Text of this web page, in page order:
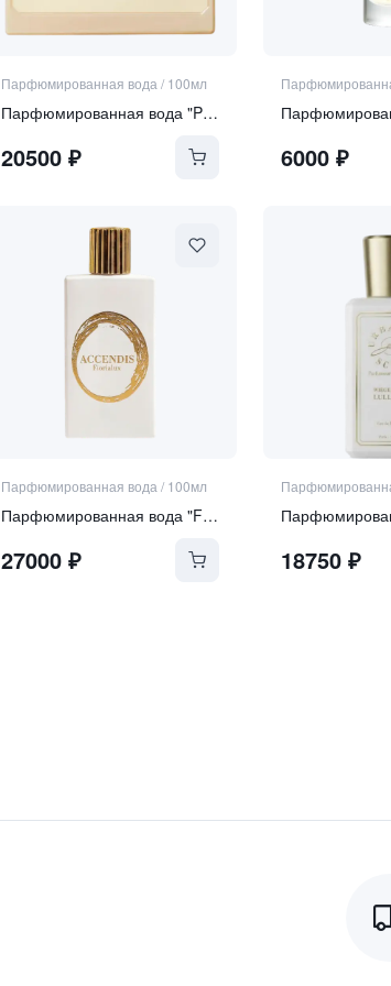
Парфюмированная вода / 100мл
Парфюмированная вода "Perle Rare"
20500 ₽ 6000 ₽
Парфюмированная вода / 100мл
Парфюмированная вода "FIORIALUX"
27000 ₽ 18750 ₽